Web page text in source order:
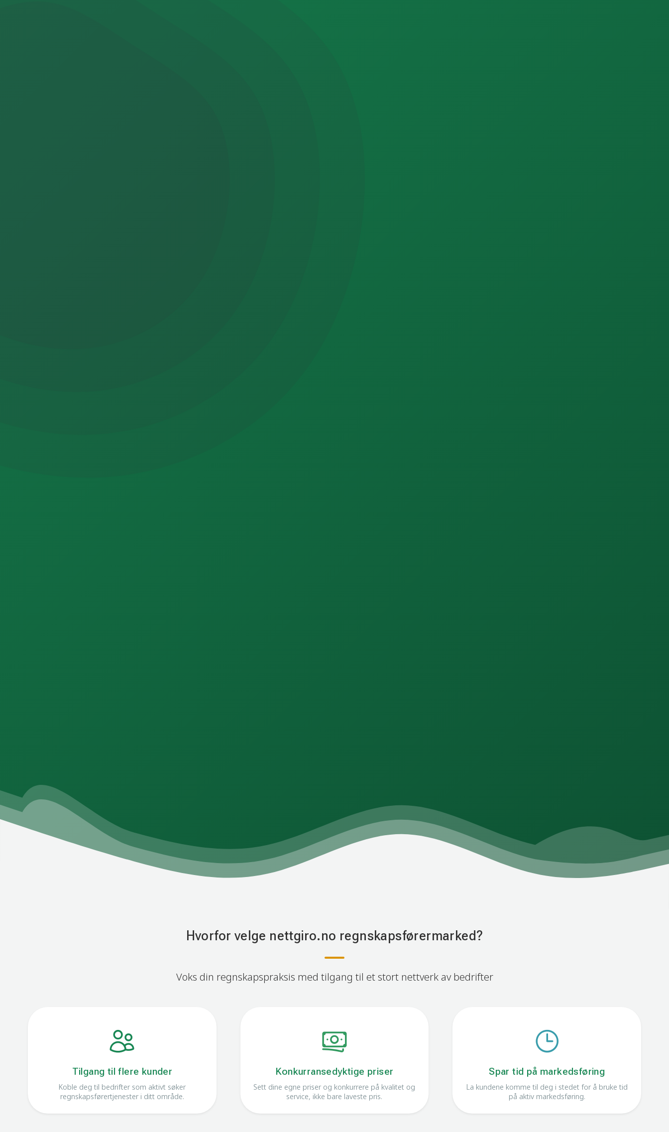
Hvorfor velge nettgiro.no regnskapsførermarked?
Voks din regnskapspraksis med tilgang til et stort nettverk av bedrifter
Tilgang til flere kunder
Koble deg til bedrifter som aktivt søker
regnskapsførertjenester i ditt område.
Konkurransedyktige priser
Sett dine egne priser og konkurrere på kvalitet og
service, ikke bare laveste pris.
Spar tid på markedsføring
La kundene komme til deg i stedet for å bruke tid
på aktiv markedsføring.